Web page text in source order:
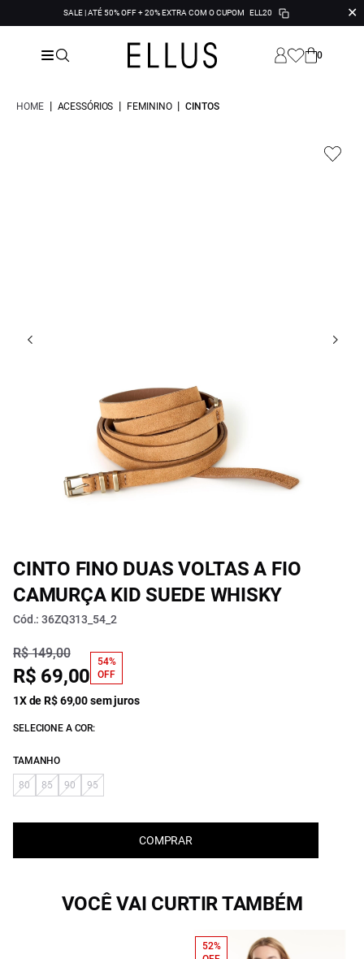
SALE | ATÉ 50% OFF + 20% EXTRA COM O CUPOM ELL20 ✕
0
HOME | ACESSÓRIOS | FEMININO | CINTOS
CINTO FINO DUAS VOLTAS A FIO
CAMURÇA KID SUEDE WHISKY
Cód.: 36ZQ313_54_2
R$ 149,00
R$ 69,00
54%
OFF
1X de R$ 69,00 sem juros
SELECIONE A COR:
TAMANHO
80 85 90 95
COMPRAR
VOCÊ VAI CURTIR TAMBÉM
52%